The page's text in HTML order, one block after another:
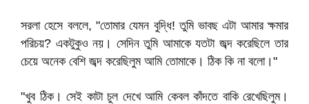
সরলা হেসে বললে, "তোমার যেমন বুদ্ধি! তুমি ভাবছ এটা আমার ক্ষমার
পরিচয়? একটুকুও নয়। সেদিন তুমি আমাকে যতটা জব্দ করেছিলে তার
চেয়ে অনেক বেশি জব্দ করেছিলুম আমি তোমাকে। ঠিক কি না বলো।"
"খুব ঠিক। সেই কাটা চুল দেখে আমি কেবল কাঁদতে বাকি রেখেছিলুম।